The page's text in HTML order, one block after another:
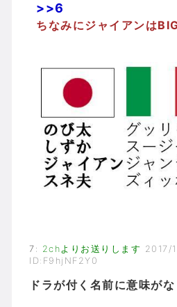
>>6
ちなみにジャイアンは
7 : 2chよりお送りします 2017/
ID:F9hjNF2Y0
ドラが付く名前に意味が